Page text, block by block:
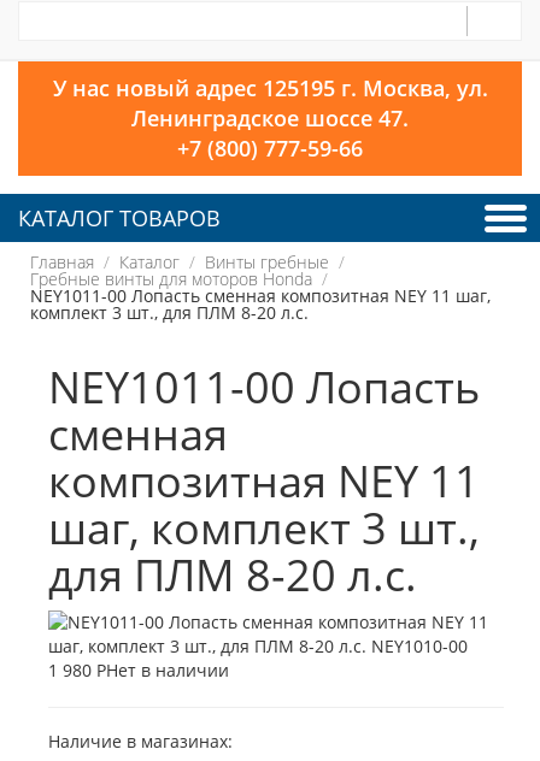
У нас новый адрес 125195 г. Москва, ул.
Ленинградское шоссе 47.
+7 (800) 777-59-66
КАТАЛОГ ТОВАРОВ
Главная Каталог Винты гребные
Гребные винты для моторов Honda
NEY1011-00 Лопасть сменная композитная NEY 11 шаг,
комплект 3 шт., для ПЛМ 8-20 л.с.
NEY1011-00 Лопасть
сменная
композитная NEY 11
шаг, комплект 3 шт.,
для ПЛМ 8-20 л.с.
1 980 РНет в наличии
Наличие в магазинах: